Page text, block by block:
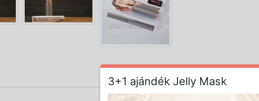
3+1 ajándék Jelly Mask